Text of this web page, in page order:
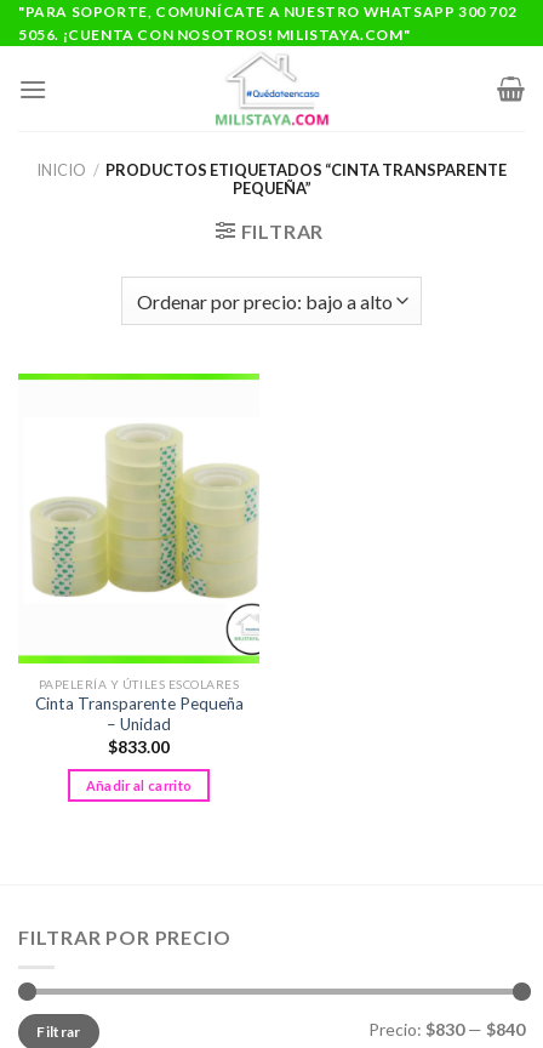
Saltar
al
"PARA SOPORTE, COMUNÍCATE A NUESTRO WHATSAPP 300 702
5056. ¡CUENTA CON NOSOTROS! MILISTAYA.COM"
INICIO / PRODUCTOS ETIQUETADOS “CINTA TRANSPARENTE
PEQUEÑA”
FILTRAR
PAPELERÍA Y ÚTILES ESCOLARES
Cinta Transparente Pequeña
– Unidad
$833.00
Añadir al carrito
FILTRAR POR PRECIO
Precio
mínimo
Precio
máximo
Filtrar Precio: $830— $840